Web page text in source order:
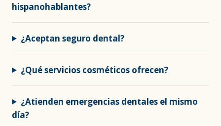
hispanohablantes?
¿Aceptan seguro dental?
¿Qué servicios cosméticos ofrecen?
¿Atienden emergencias dentales el mismo
día?